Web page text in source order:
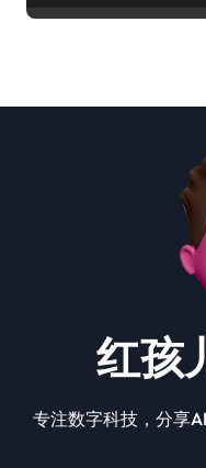
红孩
专注数字科技，分享